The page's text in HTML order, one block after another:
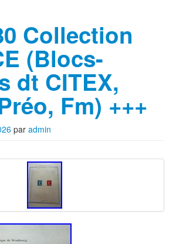
Collection
(Blocs-
dt CITEX,
Fm) +++
par admin